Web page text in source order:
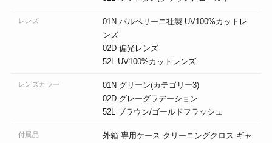
レンズ
01N バルベリーニ社製 UV100%カットレ
ンズ
02D 偏光レンズ
52L UV100%カットレンズ
レンズカラー
01N グリーン(カテゴリー3)
02D グレーグラデーション
52L ブラウン/ゴールドフラッシュ
付属品
外箱 専用ケース クリーニングクロス ギャ